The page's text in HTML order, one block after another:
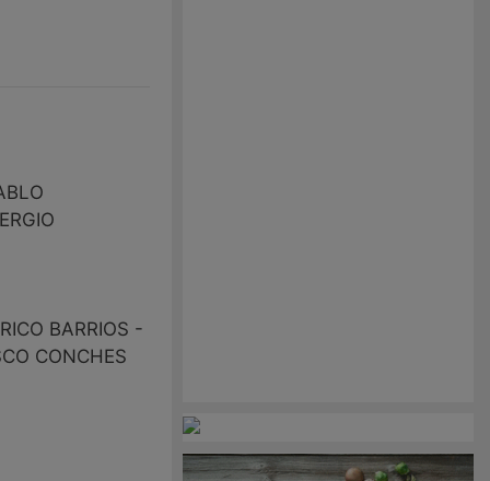
BARRIOS -
CONCHES